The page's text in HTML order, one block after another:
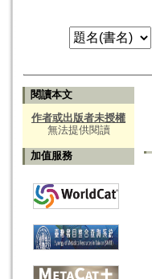
閱讀本文
作者或出版者未授權
無法提供閱讀
加值服務